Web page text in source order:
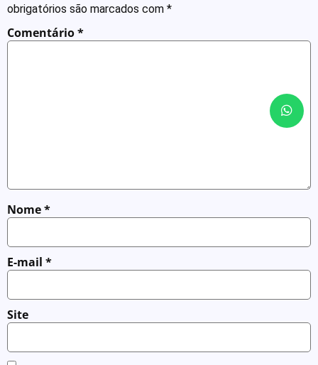
obrigatórios são marcados com *
Comentário*
Nome*
E-mail *
Site